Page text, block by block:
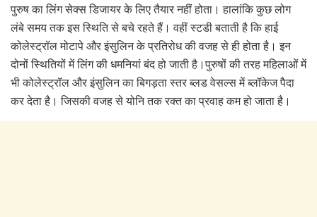
पुरुष का लिंग सेक्स डिजायर के लिए तैयार नहीं होता। हालांकि कुछ लोग
लंबे समय तक इस स्थिति से बचे रहते हैं। वहीं स्टडी बताती है कि हाई
कोलेस्ट्रॉल मोटापे और इंसुलिन के प्रतिरोध की वजह से ही होता है। इन
दोनों स्थितियों में लिंग की धमनियां बंद हो जाती है।पुरुषों की तरह महिलाओं में
भी कोलेस्ट्रॉल और इंसुलिन का बिगड़ता स्तर ब्लड वेसल्स में ब्लॉकेज पैदा
कर देता है। जिसकी वजह से योनि तक रक्त का प्रवाह कम हो जाता है।